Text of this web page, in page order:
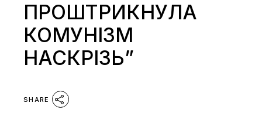
ПРОШТРИКНУЛА
КОМУНІЗМ
НАСКРІЗЬ”
SHARE